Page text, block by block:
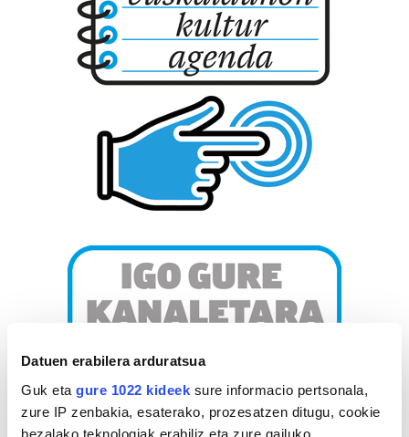
Datuen erabilera arduratsua
Guk eta gure 1022 kideek sure informacio pertsonala,
zure IP zenbakia, esaterako, prozesatzen ditugu, cookie
bezalako teknologiak erabiliz eta zure gailuko